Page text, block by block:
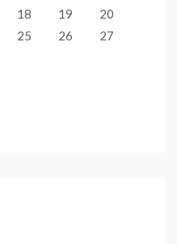
18 19
20
25 26
27